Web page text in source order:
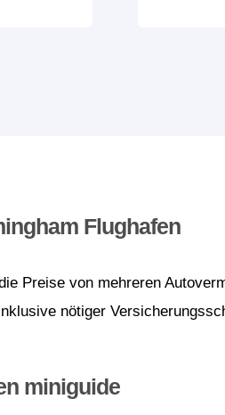
Flughafen
Preise von mehreren
nötiger
miniguide